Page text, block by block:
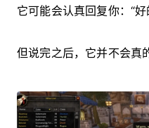
它可能会认真回复你：“
但说完之后，它并不会真